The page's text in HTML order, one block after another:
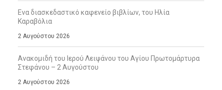
Ενα διασκεδαστικό καφενείο βιβλίων, του Ηλία
Καραβόλια
2 Αυγούστου 2026
Ανακομιδή του Ιερού Λειψάνου του Αγίου Πρωτομάρτυρα
Στεφάνου – 2 Αυγούστου
2 Αυγούστου 2026